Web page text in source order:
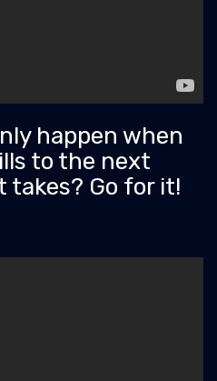
happen when
to the next
takes? Go for it!